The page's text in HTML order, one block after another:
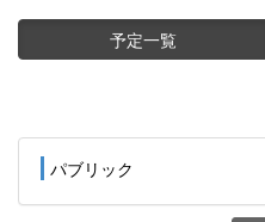
予定一覧
パブリック